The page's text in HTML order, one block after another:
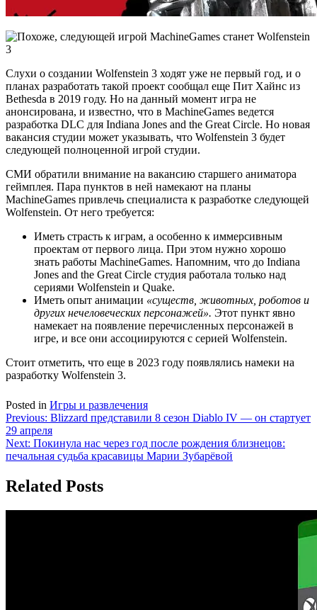
Слухи о создании Wolfenstein 3 ходят уже не первый год, и о
планах разработать такой проект сообщал еще Пит Хайнс из
Bethesda в 2019 году. Но на данный момент игра не
анонсирована, и известно, что в MachineGames ведется
разработка DLC для Indiana Jones and the Great Circle. Но новая
вакансия студии может указывать, что Wolfenstein 3 будет
следующей полноценной игрой студии.
СМИ обратили внимание на вакансию старшего аниматора
геймплея. Пара пунктов в ней намекают на планы
MachineGames привлечь специалиста к разработке следующей
Wolfenstein. От него требуется:
Иметь страсть к играм, а особенно к иммерсивным
проектам от первого лица. При этом нужно хорошо
знать работы MachineGames. Напомним, что до Indiana
Jones and the Great Circle студия работала только над
сериями Wolfenstein и Quake.
Иметь опыт анимации «существ, животных, роботов и
других нечеловеческих персонажей». Этот пункт явно
намекает на появление перечисленных персонажей в
игре, и все они ассоциируются с серией Wolfenstein.
Стоит отметить, что еще в 2023 году появлялись намеки на
разработку Wolfenstein 3.
Posted in Игры и развлечения
Навигация
по
записям
Previous: Blizzard представили 8 сезон Diablo IV — он стартует
29 апреля
Next: Покинула нас через год после рождения близнецов:
печальная судьба красавицы Марии Зубарёвой
Related Posts